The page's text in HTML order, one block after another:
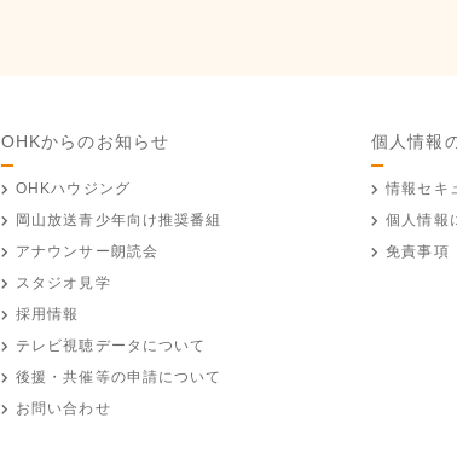
OHKからのお知らせ
OHKハウジング
岡山放送青少年向け推奨番組
アナウンサー朗読会
スタジオ見学
採用情報
テレビ視聴データについて
後援・共催等の申請について
お問い合わせ
個人情報
情報セキ
個人情報
免責事項